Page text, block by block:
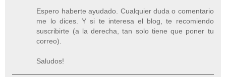
Espero haberte ayudado. Cualquier duda o comentario
me lo dices. Y si te interesa el blog, te recomiendo
suscribirte (a la derecha, tan solo tiene que poner tu
correo).
Saludos!